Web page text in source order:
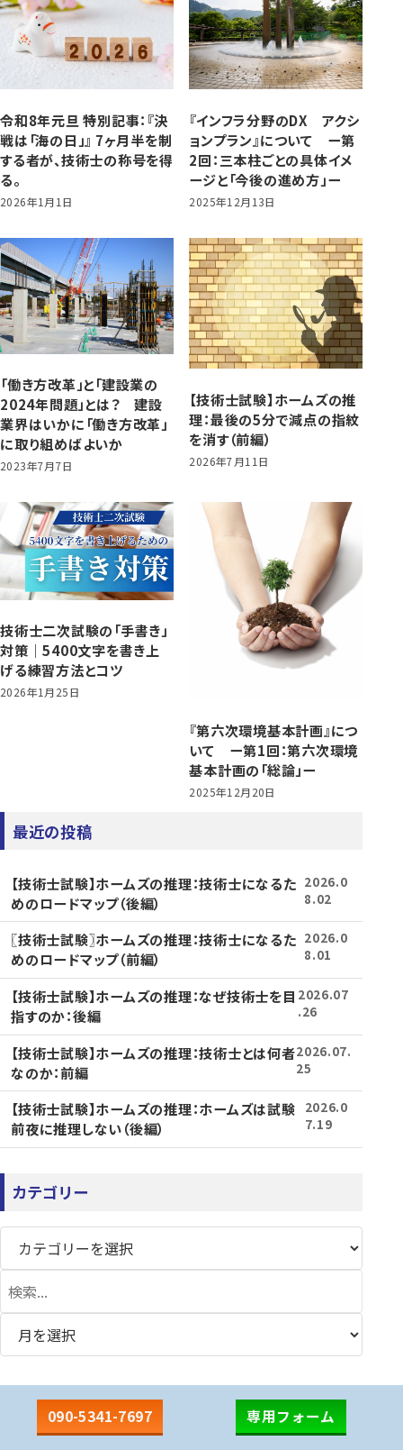
令和8年元旦 特別記事：『決
戦は「海の日」』 7ヶ月半を制
する者が、技術士の称号を得
る。
2026年1月1日
『インフラ分野のDX アクシ
ョンプラン』について ー第
2回：三本柱ごとの具体イメ
ージと「今後の進め方」ー
2025年12月13日
「働き方改革」と「建設業の
2024年問題」とは？ 建設
業界はいかに「働き方改革」
に取り組めばよいか
2023年7月7日
【技術士試験】ホームズの推
理：最後の5分で減点の指紋
を消す（前編）
2026年7月11日
技術士二次試験の「手書き」
対策｜5400文字を書き上
げる練習方法とコツ
2026年1月25日
『第六次環境基本計画』につ
いて ー第1回：第六次環境
基本計画の「総論」ー
2025年12月20日
最近の投稿
【技術士試験】ホームズの推理：技術士になるた
めのロードマップ（後編）
2026.0
8.02
〖技術士試験〗ホームズの推理：技術士になるた
めのロードマップ（前編）
2026.0
8.01
【技術士試験】ホームズの推理：なぜ技術士を目
指すのか：後編
2026.07
.26
【技術士試験】ホームズの推理：技術士とは何者
なのか：前編
2026.07.
25
【技術士試験】ホームズの推理：ホームズは試験
前夜に推理しない（後編）
2026.0
7.19
カテゴリー
索
090-5341-7697 専用フォーム